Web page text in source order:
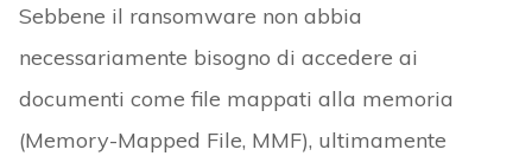
Sebbene il ransomware non abbia
necessariamente bisogno di accedere ai
documenti come file mappati alla memoria
(Memory-Mapped File, MMF), ultimamente